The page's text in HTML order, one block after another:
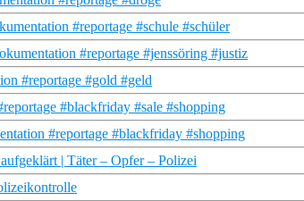
#reportage #schule #schüler
#reportage #jenssöring #justiz
#reportage #gold #geld
#blackfriday #sale #shopping
#reportage #blackfriday #shopping
| Täter – Opfer – Polizei